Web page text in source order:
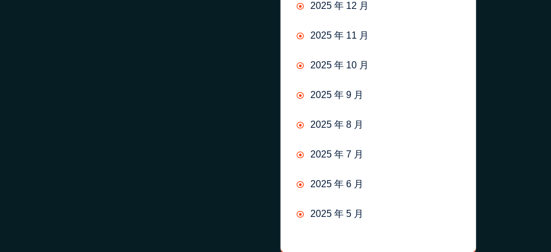
2025 年 12 月
2025 年 11 月
2025 年 10 月
2025 年 9 月
2025 年 8 月
2025 年 7 月
2025 年 6 月
2025 年 5 月